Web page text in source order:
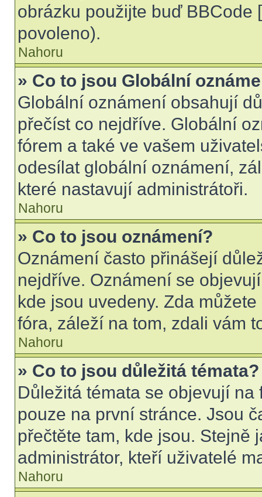
obrázku použijte buď BBCode
povoleno).
Nahoru
» Co to jsou Globální
Globální oznámení obsahují
přečíst co nejdříve. Globální
fórem a také ve vašem
odesílat globální oznámení,
které nastavují administrátoři.
Nahoru
» Co to jsou oznámení?
Oznámení často přinášejí
nejdříve. Oznámení se
kde jsou uvedeny. Zda
fóra, záleží na tom, zdali vám
Nahoru
» Co to jsou důležitá témata?
Důležitá témata se objevují
pouze na první stránce. Jsou
přečtěte tam, kde jsou. Stejně
administrátor, kteří uživatelé
Nahoru